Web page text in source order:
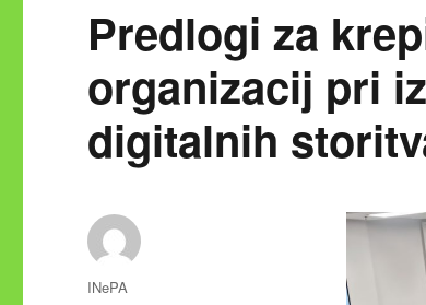
Predlogi za
organizacij pri
digitalnih
Avtor
INePA